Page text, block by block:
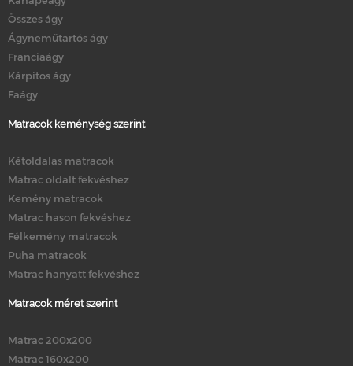
Összes ágy
Ágyneműtartós ágy
Franciaágy
Kárpitos ágy
Faágy
Matracok keménység szerint
Kétoldalas matracok
Matrac oldalt fekvéshez
Kemény matracok
Matrac hason fekvéshez
Félkemény matracok
Puha matracok
Matrac hanyatt fekvéshez
Matracok méret szerint
Matrac 200x200
Matrac 160x200